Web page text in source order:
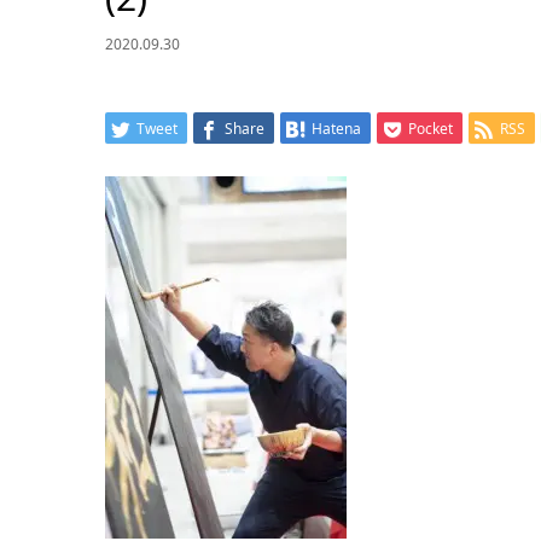
2020.09.30
Tweet Share Hatena Pocket RSS